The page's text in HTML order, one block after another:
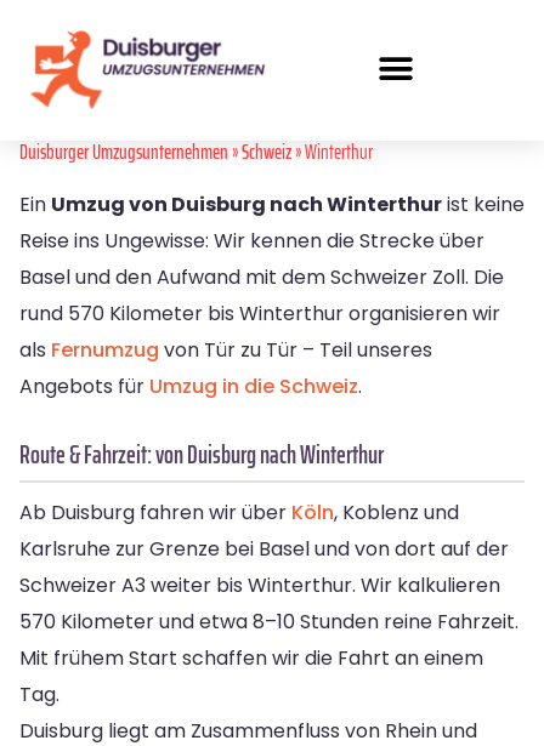
Duisburger Umzugsunternehmen»Schweiz» Winterthur
Ein Umzug von Duisburg nach Winterthurist keine
Reise ins Ungewisse: Wir kennen die Strecke über
Basel und den Aufwand mit dem Schweizer Zoll. Die
rund 570 Kilometer bis Winterthur organisieren wir
als Fernumzug von Tür zu Tür – Teil unseres
Angebots für Umzug in die Schweiz.
Route & Fahrzeit: von Duisburg nach Winterthur
Ab Duisburg fahren wir über Köln, Koblenz und
Karlsruhe zur Grenze bei Basel und von dort auf der
Schweizer A3 weiter bis Winterthur. Wir kalkulieren
570 Kilometer und etwa 8–10 Stunden reine Fahrzeit.
Mit frühem Start schaffen wir die Fahrt an einem
Tag.
Duisburg liegt am Zusammenfluss von Rhein und